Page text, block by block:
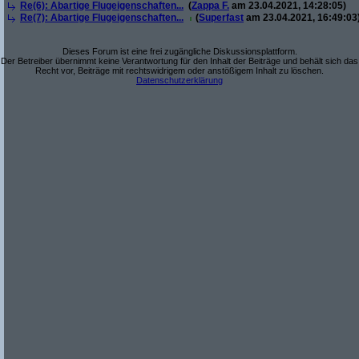
Re(6): Abartige Flugeigenschaften... (Zappa F. am 23.04.2021, 14:28:05)
Re(7): Abartige Flugeigenschaften...
(Superfast am 23.04.2021,
Dieses Forum ist eine frei zugängliche Diskussionsplattform.
Der Betreiber übernimmt keine Verantwortung für den Inhalt der Beiträge und behält sich das
Recht vor, Beiträge mit rechtswidrigem oder anstößigem Inhalt zu löschen.
Datenschutzerklärung